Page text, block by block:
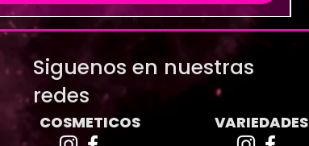
Siguenos en nuestras
redes
COSMETICOS VARIEDADES